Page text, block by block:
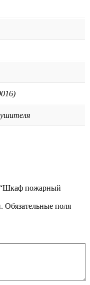
“Шкаф пожарный
Обязательные поля